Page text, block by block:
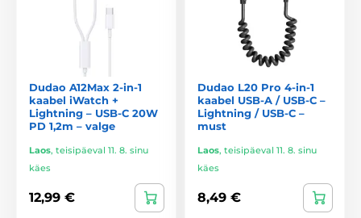
Dudao A12Max 2-in-1
kaabel iWatch +
Lightning – USB-C 20W
PD 1,2m – valge
Laos, teisipäeval 11. 8. sinu
käes
12,99 €
Dudao L20 Pro 4-in-1
kaabel USB-A / USB-C –
Lightning / USB-C –
must
Laos, teisipäeval 11. 8. sinu
käes
8,49 €